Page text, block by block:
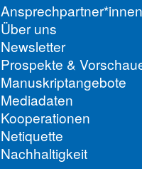
Über uns
Newsletter
Prospekte &
Manuskriptangebote
Mediadaten
Kooperationen
Netiquette
Nachhaltigkeit